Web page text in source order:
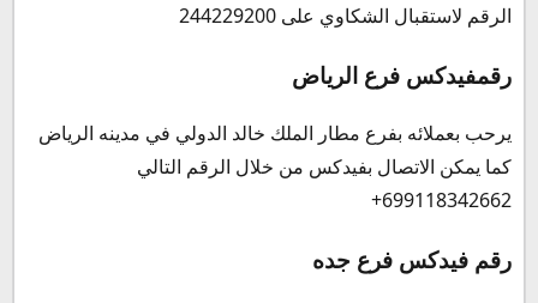
الرقم لاستقبال الشكاوي على 244229200
رقمفيدكس فرع الرياض
يرحب بعملائه بفرع مطار الملك خالد الدولي في مدينه الرياض
كما يمكن الاتصال بفيدكس من خلال الرقم التالي
699118342662+
رقم فيدكس فرع جده